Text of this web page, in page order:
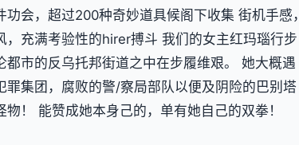
功会，超过200种奇妙道具候阁下收集 街机手感，
，充满考验性的hirer搏斗 我们的女主红玛瑙行步
都市的反乌托邦街道之中在步履维艰。 她大概遇
罪集团，腐败的警/察局部队以便及阴险的巴别塔
物！ 能赞成她本身己的，单有她自己的双拳！